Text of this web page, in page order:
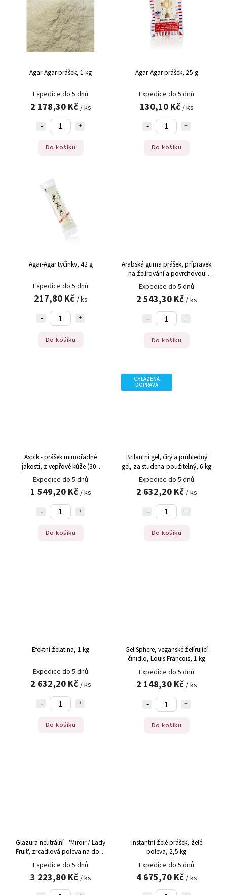
Abecedně
Agar-Agar prášek, 1 kg
Expedice do 5 dnů
2 178,30 Kč / ks
Do košíku
Agar-Agar prášek, 25 g
Expedice do 5 dnů
130,10 Kč / ks
Do košíku
Agar-Agar tyčinky, 42 g
Expedice do 5 dnů
217,80 Kč / ks
Do košíku
Arabská guma prášek, přípravek
na želírování a povrchovou
úpravu, E414, 1 kg
Expedice do 5 dnů
2 543,30 Kč / ks
Do košíku
Aspik - prášek mimořádné
jakosti, z vepřové kůže (300
Bloom), 1 kg
Expedice do 5 dnů
1 549,20 Kč / ks
Do košíku
CHLAZENÁ
DOPRAVA
Brilantní gel, čirý a průhledný
gel, za studena-použitelný, 6 kg
Expedice do 5 dnů
2 632,20 Kč / ks
Do košíku
Efektní želatina, 1 kg
Expedice do 5 dnů
2 632,20 Kč / ks
Do košíku
Gel Sphere, veganské želírující
činidlo, Louis Francois, 1 kg
Expedice do 5 dnů
2 148,30 Kč / ks
Do košíku
Glazura neutrální - 'Miroir / Lady
Fruit', zrcadlová poleva na dort,
5 kg
Expedice do 5 dnů
3 223,80 Kč / ks
Instantní želé prášek, želé
poleva, 2,5 kg
Expedice do 5 dnů
4 675,70 Kč / ks